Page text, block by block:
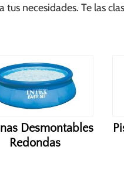
necesidades. Te las
Desmontables
Redondas